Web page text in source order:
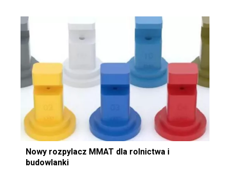
Nowy rozpylacz MMAT dla rolnictwa i
budowlanki